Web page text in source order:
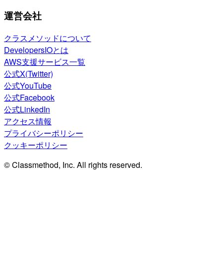
運営会社
クラスメソッドについて
DevelopersIOとは
AWS支援サービス一覧
公式X(Twitter)
公式YouTube
公式Facebook
公式LinkedIn
アクセス情報
プライバシーポリシー
クッキーポリシー
© Classmethod, Inc. All rights reserved.